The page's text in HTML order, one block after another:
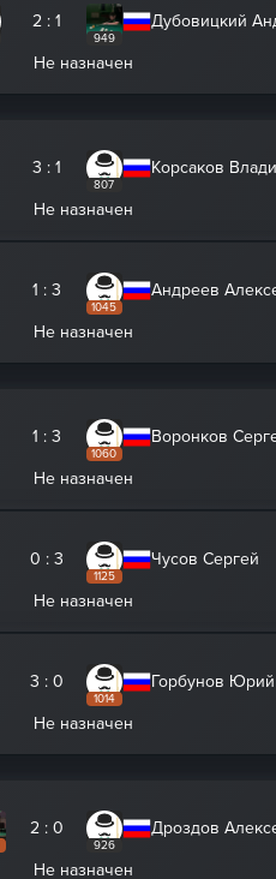
2 : 1
949
Дубовицкий
Не назначен
3 : 1
807
Корсаков
Не назначен
1 : 3
1045
Андреев
Не назначен
1 : 3
1060
Воронков
Не назначен
0 : 3
1125
Чусов Сергей
Не назначен
3 : 0
1014
Горбунов Юрий
Не назначен
2 : 0
926
Дроздов
Не назначен